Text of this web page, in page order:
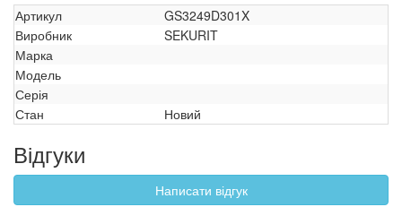
Артикул
GS3249D301X
Виробник
SEKURIT
Марка
Модель
Серія
Стан
Новий
Відгуки
Написати відгук